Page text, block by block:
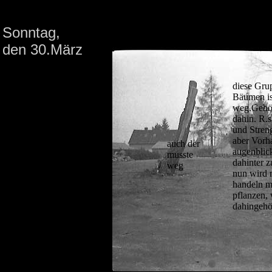
Sonntag,
den 30.März
diese
Bäumen
dahin.
und
aber
dahinter
nun wird
handeln
pflanzen,
auch der
musste
weg